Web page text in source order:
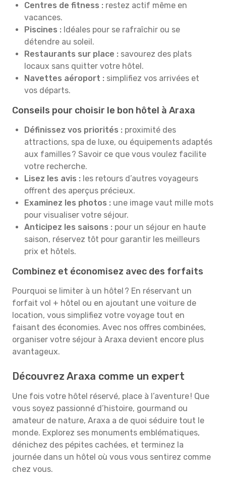
Centres de fitness : restez actif même en
vacances.
Piscines : Idéales pour se rafraîchir ou se
détendre au soleil.
Restaurants sur place : savourez des plats
locaux sans quitter votre hôtel.
Navettes aéroport : simplifiez vos arrivées et
vos départs.
Conseils pour choisir le bon hôtel à Araxa
Définissez vos priorités : proximité des
attractions, spa de luxe, ou équipements adaptés
aux familles ? Savoir ce que vous voulez facilite
votre recherche.
Lisez les avis : les retours d’autres voyageurs
offrent des aperçus précieux.
Examinez les photos : une image vaut mille mots
pour visualiser votre séjour.
Anticipez les saisons : pour un séjour en haute
saison, réservez tôt pour garantir les meilleurs
prix et hôtels.
Combinez et économisez avec des forfaits
Pourquoi se limiter à un hôtel ? En réservant un
forfait vol + hôtel ou en ajoutant une voiture de
location, vous simplifiez votre voyage tout en
faisant des économies. Avec nos offres combinées,
organiser votre séjour à Araxa devient encore plus
avantageux.
Découvrez Araxa comme un expert
Une fois votre hôtel réservé, place à l’aventure ! Que
vous soyez passionné d’histoire, gourmand ou
amateur de nature, Araxa a de quoi séduire tout le
monde. Explorez ses monuments emblématiques,
dénichez des pépites cachées, et terminez la
journée dans un hôtel où vous vous sentirez comme
chez vous.